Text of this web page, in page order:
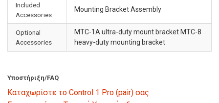
Included
Accessories
Mounting Bracket Assembly
Optional
Accessories
MTC-1A ultra-duty mount bracket MTC-8
heavy-duty mounting bracket
Υποστήριξη/FAQ
Καταχωρίστε το Control 1 Pro (pair) σας